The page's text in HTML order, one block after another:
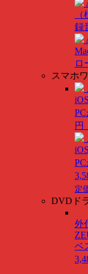
録
ロ
スマホ
円
定
DVDド
外
ベ